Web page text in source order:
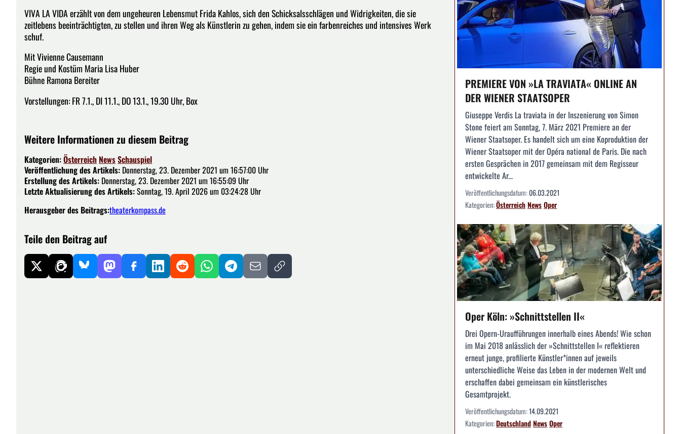
VIVA LA VIDA erzählt von dem ungeheuren Lebensmut Frida Kahlos, sich den Schicksalsschlägen und Widrigkeiten, die sie
zeitlebens beeinträchtigten, zu stellen und ihren Weg als Künstlerin zu gehen, indem sie ein farbenreiches und intensives Werk
schuf.
Mit Vivienne Causemann
Regie und Kostüm Maria Lisa Huber
Bühne Ramona Bereiter
Vorstellungen: FR 7.1., DI 11.1., DO 13.1., 19.30 Uhr, Box
Weitere Informationen zu diesem Beitrag
Kategorien:Österreich NewsSchauspiel
Veröffentlichung des Artikels: Donnerstag, 23. Dezember 2021 um 16:57:00 Uhr
Erstellung des Artikels: Donnerstag, 23. Dezember 2021 um 16:55:09 Uhr
Letzte Aktualisierung des Artikels:Sonntag, 19. April 2026 um 03:24:28 Uhr
Herausgeber des Beitrags:theaterkompass.de
Teile den Beitrag auf
PREMIERE VON »LA TRAVIATA« ONLINE AN
DER WIENER STAATSOPER
Giuseppe Verdis La traviata in der Inszenierung von Simon
Stone feiert am Sonntag, 7. März 2021 Premiere an der
Wiener Staatsoper. Es handelt sich um eine Koproduktion der
Wiener Staatsoper mit der Opéra national de Paris. Die nach
ersten Gesprächen in 2017 gemeinsam mit dem Regisseur
entwickelte Ar...
Veröffentlichungsdatum:06.03.2021
Kategorien:ÖsterreichNewsOper
Oper Köln: »Schnittstellen II«
Drei Opern-Uraufführungen innerhalb eines Abends! Wie schon
im Mai 2018 anlässlich der »Schnittstellen I« reflektieren
erneut junge, profilierte Künstler*innen auf jeweils
unterschiedliche Weise das Leben in der modernen Welt und
erschaffen dabei gemeinsam ein künstlerisches
Gesamtprojekt.
Veröffentlichungsdatum:14.09.2021
Kategorien:DeutschlandNewsOper